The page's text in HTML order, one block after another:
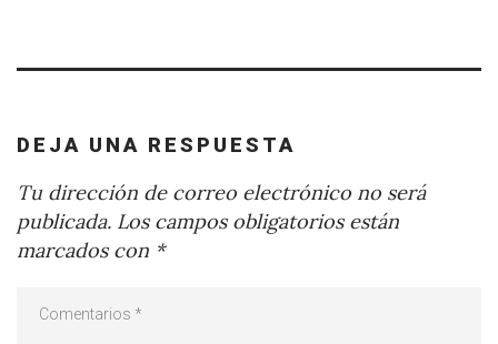
DEJA UNA RESPUESTA
Tu dirección de correo electrónico no será
publicada. Los campos obligatorios están
marcados con *